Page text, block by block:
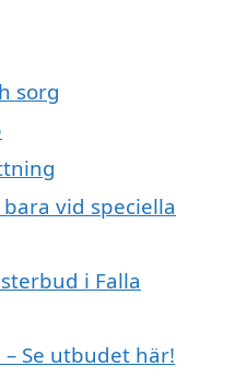
sorg
vid speciella
i Falla
Se utbudet här!